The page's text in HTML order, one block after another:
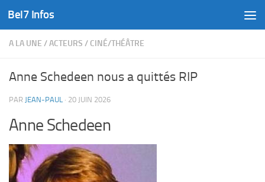
Skip to content
Bel7 Infos
A LA UNE /ACTEURS / CINÉ/THÉÂTRE
Anne Schedeen nous a quittés RIP
PAR JEAN-PAUL · 20 JUIN 2026
Anne Schedeen